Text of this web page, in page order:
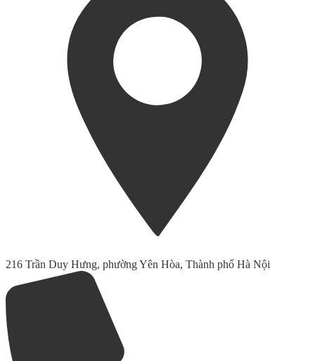
216 Trần Duy Hưng, phường Yên Hòa, Thành phố Hà Nội